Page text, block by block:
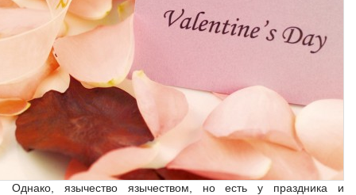
Однако, язычество язычеством, но есть у праздника и